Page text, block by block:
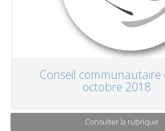
Conseil communautaire
octobre 2018
Consulter la rubrique